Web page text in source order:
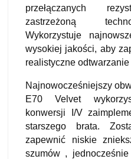
przełączanych
zastrzeżoną
Wykorzystuje
wysokiej jakości, aby
realistyczne
Najnowocześniejszy
E70 Velvet
konwersji I/V
starszego brata.
zapewnić niskie
szumów ,